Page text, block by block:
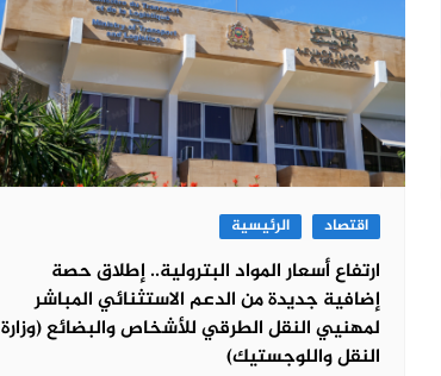
اقتصاد الرئيسية
ارتفاع أسعار المواد البترولية.. إطلاق حصة
إضافية جديدة من الدعم الاستثنائي المباشر
لمهنيي النقل الطرقي للأشخاص والبضائع (وزارة
النقل واللوجستيك)